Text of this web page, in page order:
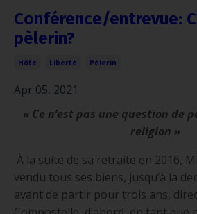
Conférence/entrevue:
pèlerin?
Hôte Liberté Pèlerin
Apr 05, 2021
« Ce n’est pas une question de
religion »
À la suite de sa retraite en 2016,
vendu tous ses biens, jusqu’à la
avant de partir pour trois ans,